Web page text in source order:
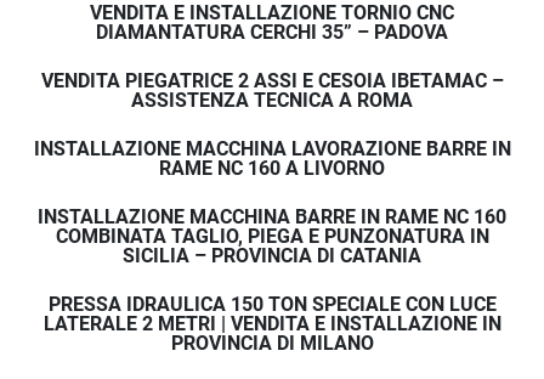
VENDITA E INSTALLAZIONE TORNIO CNC
DIAMANTATURA CERCHI 35” – PADOVA
VENDITA PIEGATRICE 2 ASSI E CESOIA IBETAMAC –
ASSISTENZA TECNICA A ROMA
INSTALLAZIONE MACCHINA LAVORAZIONE BARRE IN
RAME NC 160 A LIVORNO
INSTALLAZIONE MACCHINA BARRE IN RAME NC 160
COMBINATA TAGLIO, PIEGA E PUNZONATURA IN
SICILIA – PROVINCIA DI CATANIA
PRESSA IDRAULICA 150 TON SPECIALE CON LUCE
LATERALE 2 METRI | VENDITA E INSTALLAZIONE IN
PROVINCIA DI MILANO